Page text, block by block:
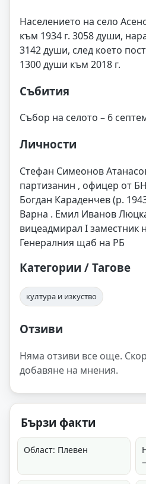
Населението на село
към 1934 г. 3058 души,
3142 души, след което
1300 души към 2018 г.
Събития
Събор на селото – 6
Личности
Стефан Симеонов
партизанин , офицер от
Богдан Караденчев (р.
Варна . Емил Иванов
вицеадмирал I заместник
Генералния щаб на РБ
Категории / Тагове
култура и изкуство
Отзиви
Няма отзиви все още.
добавяне на мнения.
Бързи факти
Област: Плевен